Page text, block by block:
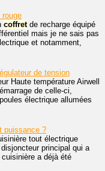
coffretde recharge équipé
mais je ne sais pas
et notamment,
de tension
Haute température Airwell
de celle-ci,
électrique allumées
puissance ?
tout électrique
principal qui a
a déjà été